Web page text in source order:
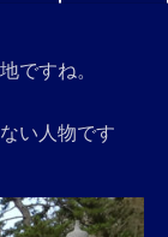
ですね。
い人物です